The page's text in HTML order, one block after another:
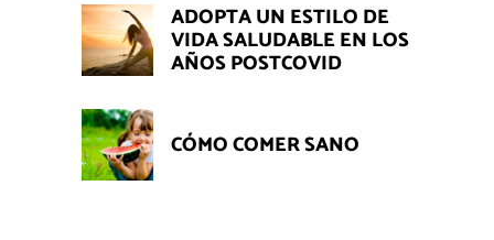
ADOPTA UN ESTILO DE
VIDA SALUDABLE EN LOS
AÑOS POSTCOVID
CÓMO COMER SANO